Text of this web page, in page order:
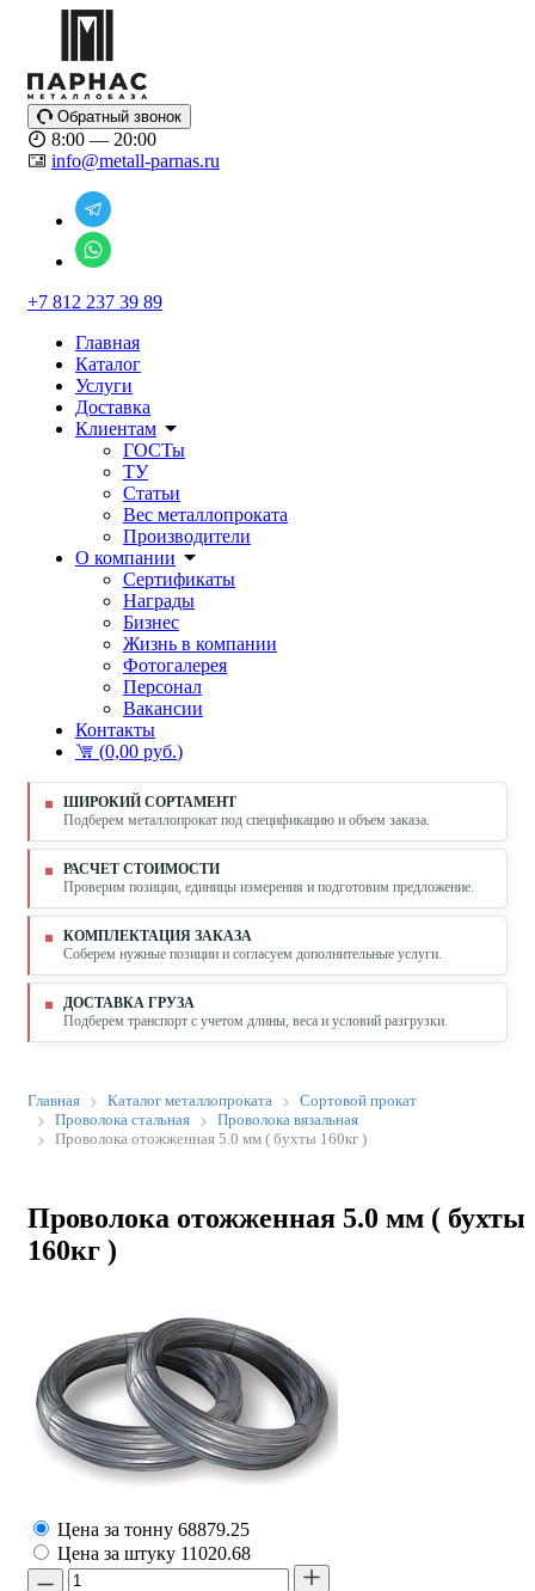
Обратный звонок
8:00 — 20:00
info@metall-parnas.ru
+7 812 237 39 89
Главная
Каталог
Услуги
Доставка
Клиентам
ГОСТы
ТУ
Статьи
Вес металлопроката
Производители
О компании
Сертификаты
Награды
Бизнес
Жизнь в компании
Фотогалерея
Персонал
Вакансии
Контакты
(0,00 руб.)
ШИРОКИЙ СОРТАМЕНТ
Подберем металлопрокат под спецификацию и объем заказа.
РАСЧЕТ СТОИМОСТИ
Проверим позиции, единицы измерения и подготовим предложение.
КОМПЛЕКТАЦИЯ ЗАКАЗА
Соберем нужные позиции и согласуем дополнительные услуги.
ДОСТАВКА ГРУЗА
Подберем транспорт с учетом длины, веса и условий разгрузки.
Главная Каталог металлопроката
Сортовой прокат
Проволока стальная
Проволока вязальная
Проволока отожженная 5.0 мм ( бухты 160кг )
Проволока отожженная 5.0 мм ( бухты
160кг )
Цена за тонну 68879.25
Цена за штуку 11020.68